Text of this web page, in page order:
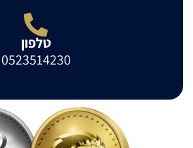
טלפון
0523514230